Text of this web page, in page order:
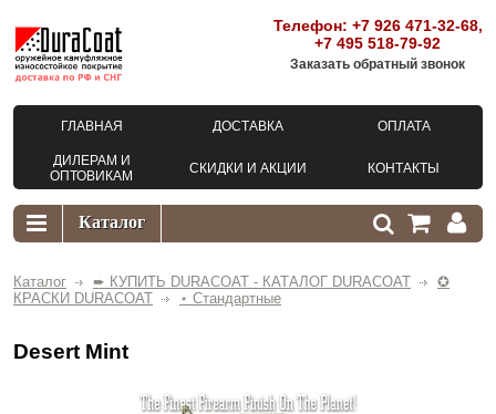
Телефон: +7 926 471-32-68,
+7 495 518-79-92
Заказать обратный звонок
ГЛАВНАЯ ДОСТАВКА ОПЛАТА
ДИЛЕРАМ И
ОПТОВИКАМ
СКИДКИ И АКЦИИ КОНТАКТЫ
Каталог ➨ КУПИТЬ DURACOAT - КАТАЛОГ DURACOAT
✪
КРАСКИ DURACOAT
⋆ Стандартные
Desert Mint